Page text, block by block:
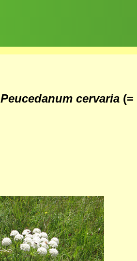
Peucedanum cervaria (=